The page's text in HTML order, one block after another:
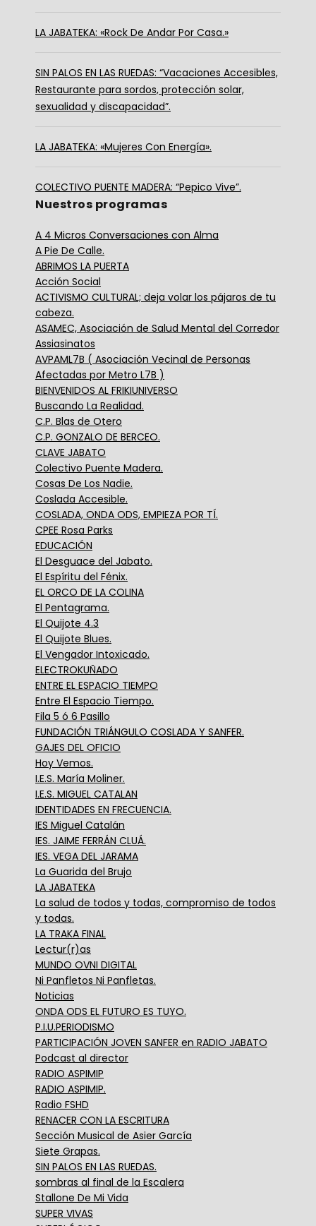
LA JABATEKA: «Rock De Andar Por Casa.»
SIN PALOS EN LAS RUEDAS: “Vacaciones Accesibles,
Restaurante para sordos, protección solar,
sexualidad y discapacidad”.
LA JABATEKA: «Mujeres Con Energía».
COLECTIVO PUENTE MADERA: “Pepico Vive”.
Nuestros programas
A 4 Micros Conversaciones con Alma
A Pie De Calle.
ABRIMOS LA PUERTA
Acción Social
ACTIVISMO CULTURAL; deja volar los pájaros de tu
cabeza.
ASAMEC, Asociación de Salud Mental del Corredor
Assiasinatos
AVPAML7B ( Asociación Vecinal de Personas
Afectadas por Metro L7B )
BIENVENIDOS AL FRIKIUNIVERSO
Buscando La Realidad.
C.P. Blas de Otero
C.P. GONZALO DE BERCEO.
CLAVE JABATO
Colectivo Puente Madera.
Cosas De Los Nadie.
Coslada Accesible.
COSLADA, ONDA ODS, EMPIEZA POR TÍ.
CPEE Rosa Parks
EDUCACIÓN
El Desguace del Jabato.
El Espíritu del Fénix.
EL ORCO DE LA COLINA
El Pentagrama.
El Quijote 4.3
El Quijote Blues.
El Vengador Intoxicado.
ELECTROKUÑADO
ENTRE EL ESPACIO TIEMPO
Entre El Espacio Tiempo.
Fila 5 ó 6 Pasillo
FUNDACIÓN TRIÁNGULO COSLADA Y SANFER.
GAJES DEL OFICIO
Hoy Vemos.
I.E.S. María Moliner.
I.E.S. MIGUEL CATALAN
IDENTIDADES EN FRECUENCIA.
IES Miguel Catalán
IES. JAIME FERRÁN CLUÁ.
IES. VEGA DEL JARAMA
La Guarida del Brujo
LA JABATEKA
La salud de todos y todas, compromiso de todos
y todas.
LA TRAKA FINAL
Lectur(r)as
MUNDO OVNI DIGITAL
Ni Panfletos Ni Panfletas.
Noticias
ONDA ODS EL FUTURO ES TUYO.
P.I.U.PERIODISMO
PARTICIPACIÓN JOVEN SANFER en RADIO JABATO
Podcast al director
RADIO ASPIMIP
RADIO ASPIMIP.
Radio FSHD
RENACER CON LA ESCRITURA
Sección Musical de Asier García
Siete Grapas.
SIN PALOS EN LAS RUEDAS.
sombras al final de la Escalera
Stallone De Mi Vida
SUPER VIVAS